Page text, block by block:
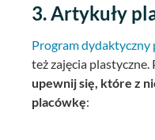
3. Artykuły
Program dydaktyczny
też zajęcia
upewnij się, które z
placówkę: